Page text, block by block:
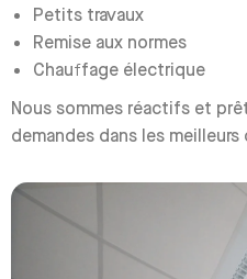
Petits travaux
Remise aux normes
Chauffage électrique
Nous sommes réactifs et
demandes dans les